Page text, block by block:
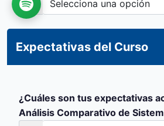
Expectativas del Curso
¿Cuáles son tus expectativas
Análisis Comparativo de